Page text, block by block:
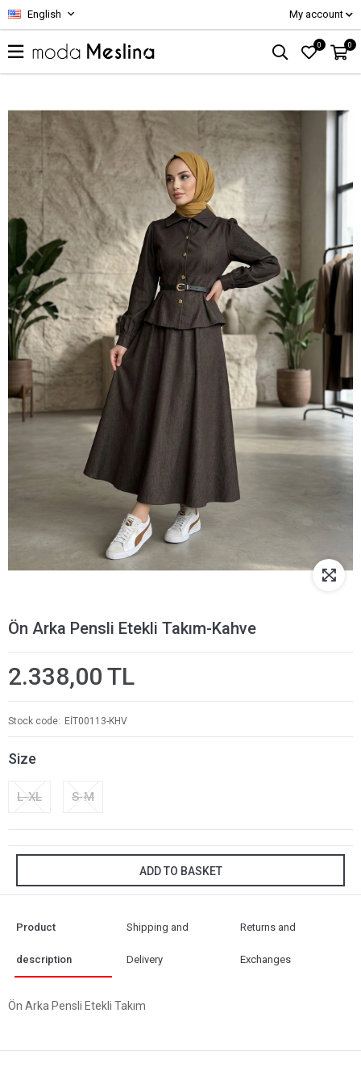
English My account
0 0
Ön Arka Pensli Etekli Takım-Kahve
2.338,00 TL
Stock code EİT00113-KHV
Size
L-XL S-M
ADD TO BASKET
Product
description
Shipping and
Delivery
Returns and
Exchanges
Ön Arka Pensli Etekli Takım